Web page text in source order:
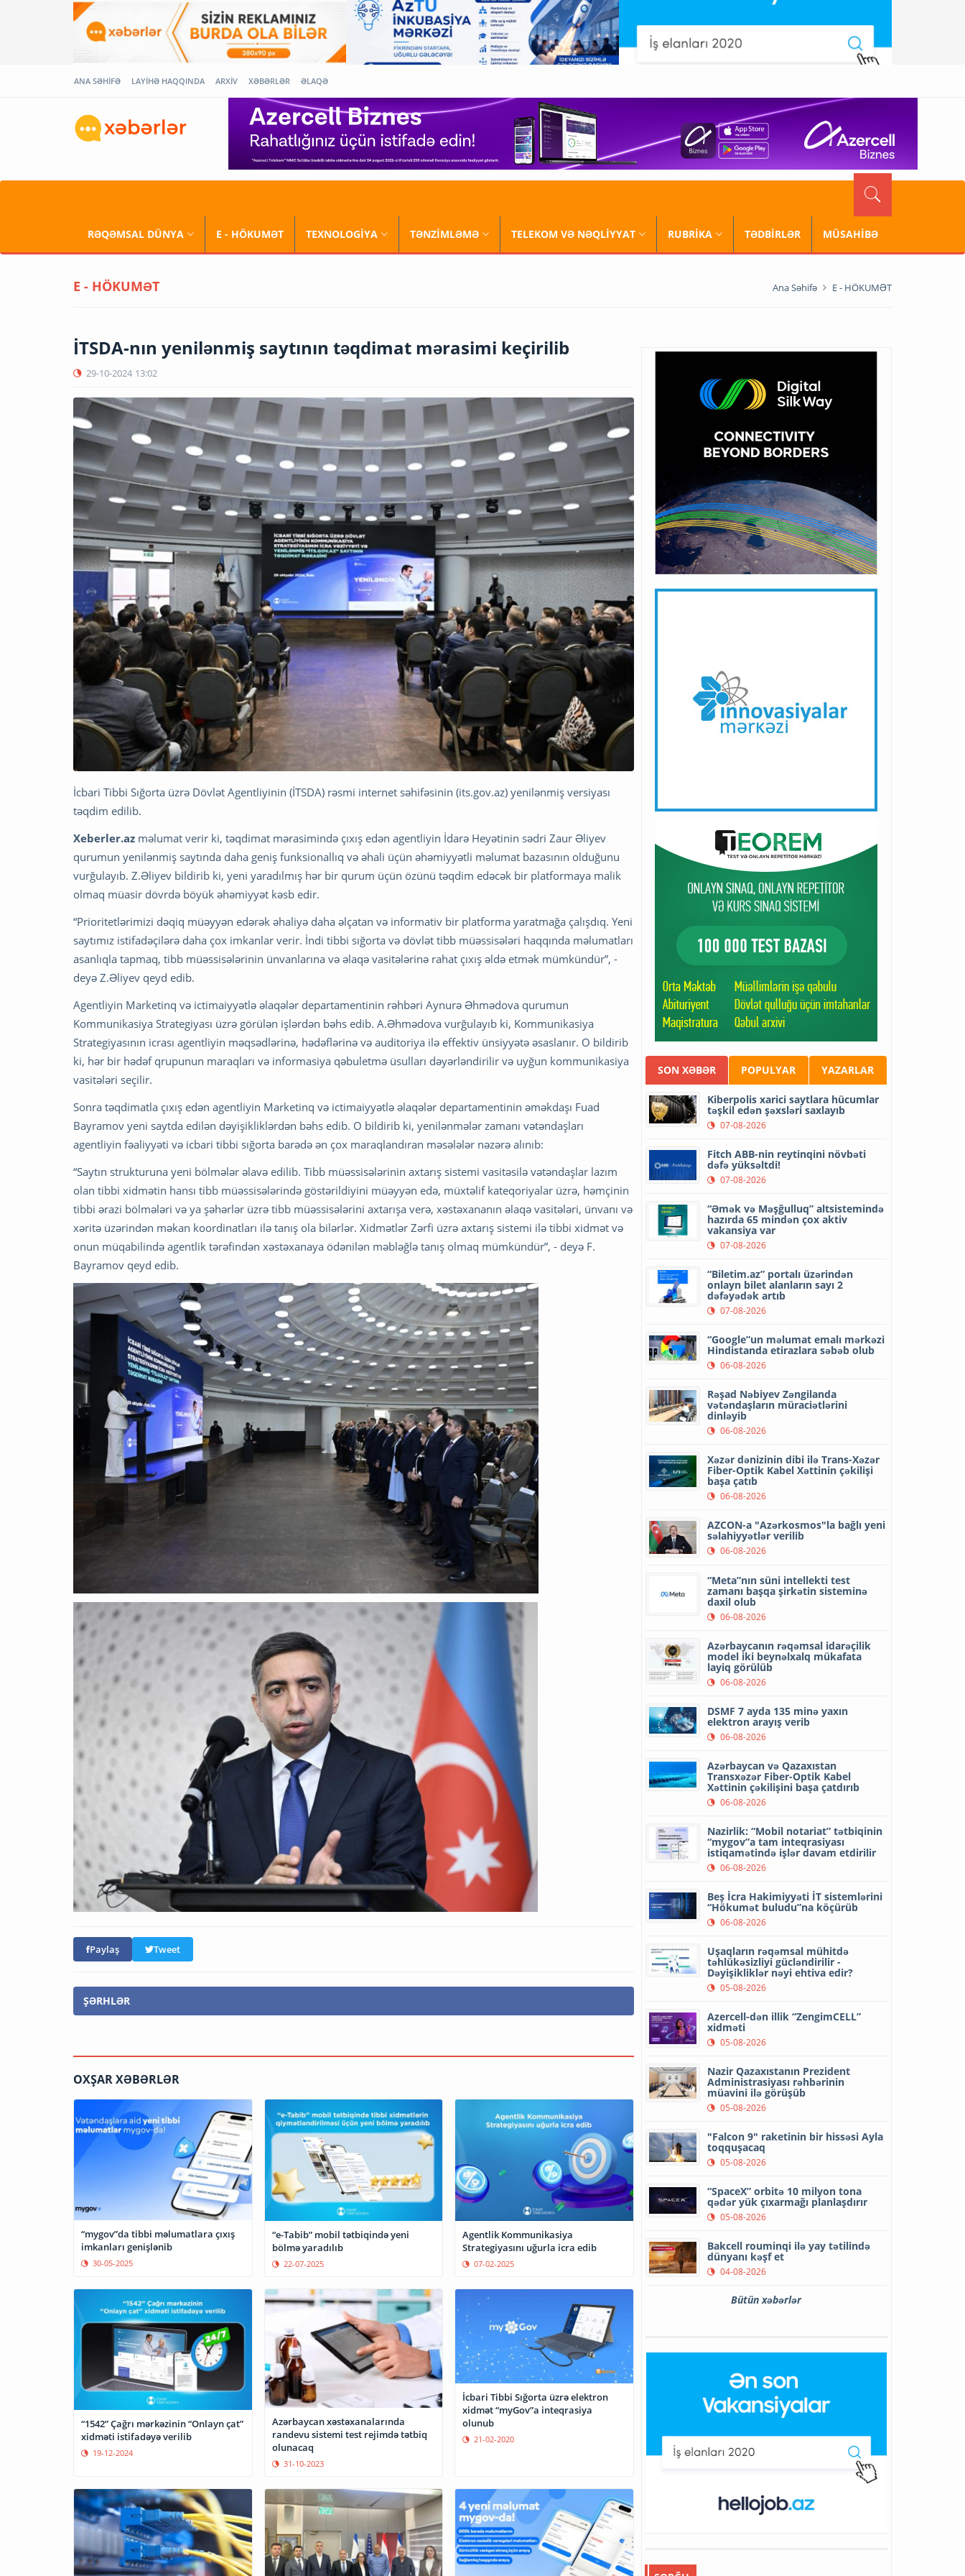
ANA SƏHİFƏ LAYİHƏ HAQQINDA ARXİV XƏBƏRLƏR ƏLAQƏ
RƏQƏMSAL DÜNYA E - HÖKUMƏT TEXNOLOGİYA TƏNZİMLƏMƏ TELEKOM VƏ NƏQLİYYAT RUBRİKA TƏDBİRLƏR MÜSAHİBƏ
E - HÖKUMƏT Ana Səhifə E - HÖKUMƏT
İTSDA-nın yenilənmiş saytının təqdimat mərasimi keçirilib
29-10-2024 13:02
İcbari Tibbi Sığorta üzrə Dövlət Agentliyinin (İTSDA) rəsmi internet səhifəsinin (its.gov.az) yenilənmiş versiyası
təqdim edilib.
Xeberler.az məlumat verir ki, təqdimat mərasimində çıxış edən agentliyin İdarə Heyətinin sədri Zaur Əliyev
qurumun yenilənmiş saytında daha geniş funksionallıq və əhali üçün əhəmiyyətli məlumat bazasının olduğunu
vurğulayıb. Z.Əliyev bildirib ki, yeni yaradılmış hər bir qurum üçün özünü təqdim edəcək bir platformaya malik
olmaq müasir dövrdə böyük əhəmiyyət kəsb edir.
“Prioritetlərimizi dəqiq müəyyən edərək əhaliyə daha əlçatan və informativ bir platforma yaratmağa çalışdıq. Yeni
saytımız istifadəçilərə daha çox imkanlar verir. İndi tibbi sığorta və dövlət tibb müəssisələri haqqında məlumatları
asanlıqla tapmaq, tibb müəssisələrinin ünvanlarına və əlaqə vasitələrinə rahat çıxış əldə etmək mümkündür”, -
deyə Z.Əliyev qeyd edib.
Agentliyin Marketinq və ictimaiyyətlə əlaqələr departamentinin rəhbəri Aynurə Əhmədova qurumun
Kommunikasiya Strategiyası üzrə görülən işlərdən bəhs edib. A.Əhmədova vurğulayıb ki, Kommunikasiya
Strategiyasının icrası agentliyin məqsədlərinə, hədəflərinə və auditoriya ilə effektiv ünsiyyətə əsaslanır. O bildirib
ki, hər bir hədəf qrupunun maraqları və informasiya qəbuletmə üsulları dəyərləndirilir və uyğun kommunikasiya
vasitələri seçilir.
Sonra təqdimatla çıxış edən agentliyin Marketinq və ictimaiyyətlə əlaqələr departamentinin əməkdaşı Fuad
Bayramov yeni saytda edilən dəyişikliklərdən bəhs edib. O bildirib ki, yenilənmələr zamanı vətəndaşları
agentliyin fəaliyyəti və icbari tibbi sığorta barədə ən çox maraqlandıran məsələlər nəzərə alınıb:
“Saytın strukturuna yeni bölmələr əlavə edilib. Tibb müəssisələrinin axtarış sistemi vasitəsilə vətəndaşlar lazım
olan tibbi xidmətin hansı tibb müəssisələrində göstərildiyini müəyyən edə, müxtəlif kateqoriyalar üzrə, həmçinin
tibbi ərazi bölmələri və ya şəhərlər üzrə tibb müəssisələrini axtarışa verə, xəstəxananın əlaqə vasitələri, ünvanı və
xəritə üzərindən məkan koordinatları ilə tanış ola bilərlər. Xidmətlər Zərfi üzrə axtarış sistemi ilə tibbi xidmət və
onun müqabilində agentlik tərəfindən xəstəxanaya ödənilən məbləğlə tanış olmaq mümkündür”, - deyə F.
Bayramov qeyd edib.
Paylaş Tweet
ŞƏRHLƏR
OXŞAR XƏBƏRLƏR
“mygov”da tibbi məlumatlara çıxış
imkanları genişlənib
30-05-2025
“e-Tabib” mobil tətbiqində yeni
bölmə yaradılıb
22-07-2025
Agentlik Kommunikasiya
Strategiyasını uğurla icra edib
07-02-2025
“1542” Çağrı mərkəzinin “Onlayn çat”
xidməti istifadəyə verilib
19-12-2024
Azərbaycan xəstəxanalarında
randevu sistemi test rejimdə tətbiq
olunacaq
31-10-2023
İcbari Tibbi Sığorta üzrə elektron
xidmət “myGov”a inteqrasiya
olunub
21-02-2020
SON XƏBƏR POPULYAR YAZARLAR
Kiberpolis xarici saytlara hücumlar
təşkil edən şəxsləri saxlayıb
07-08-2026
Fitch ABB-nin reytinqini növbəti
dəfə yüksəltdi!
07-08-2026
“Əmək və Məşğulluq” altsistemində
hazırda 65 mindən çox aktiv
vakansiya var
07-08-2026
“Biletim.az” portalı üzərindən
onlayn bilet alanların sayı 2
dəfəyədək artıb
07-08-2026
“Google”un məlumat emalı mərkəzi
Hindistanda etirazlara səbəb olub
06-08-2026
Rəşad Nəbiyev Zəngilanda
vətəndaşların müraciətlərini
dinləyib
06-08-2026
Xəzər dənizinin dibi ilə Trans-Xəzər
Fiber-Optik Kabel Xəttinin çəkilişi
başa çatıb
06-08-2026
AZCON-a "Azərkosmos"la bağlı yeni
səlahiyyətlər verilib
06-08-2026
“Meta”nın süni intellekti test
zamanı başqa şirkətin sisteminə
daxil olub
06-08-2026
Azərbaycanın rəqəmsal idarəçilik
model iki beynəlxalq mükafata
layiq görülüb
06-08-2026
DSMF 7 ayda 135 minə yaxın
elektron arayış verib
06-08-2026
Azərbaycan və Qazaxıstan
Transxəzər Fiber-Optik Kabel
Xəttinin çəkilişini başa çatdırıb
06-08-2026
Nazirlik: “Mobil notariat” tətbiqinin
“mygov”a tam inteqrasiyası
istiqamətində işlər davam etdirilir
06-08-2026
Beş İcra Hakimiyyəti İT sistemlərini
“Hökumət buludu”na köçürüb
06-08-2026
Uşaqların rəqəmsal mühitdə
təhlükəsizliyi gücləndirilir -
Dəyişikliklər nəyi ehtiva edir?
05-08-2026
Azercell-dən illik “ZengimCELL”
xidməti
05-08-2026
Nazir Qazaxıstanın Prezident
Administrasiyası rəhbərinin
müavini ilə görüşüb
05-08-2026
"Falcon 9" raketinin bir hissəsi Ayla
toqquşacaq
05-08-2026
“SpaceX” orbitə 10 milyon tona
qədər yük çıxarmağı planlaşdırır
05-08-2026
Bakcell rouminqi ilə yay tətilində
dünyanı kəşf et
04-08-2026
Bütün xəbərlər